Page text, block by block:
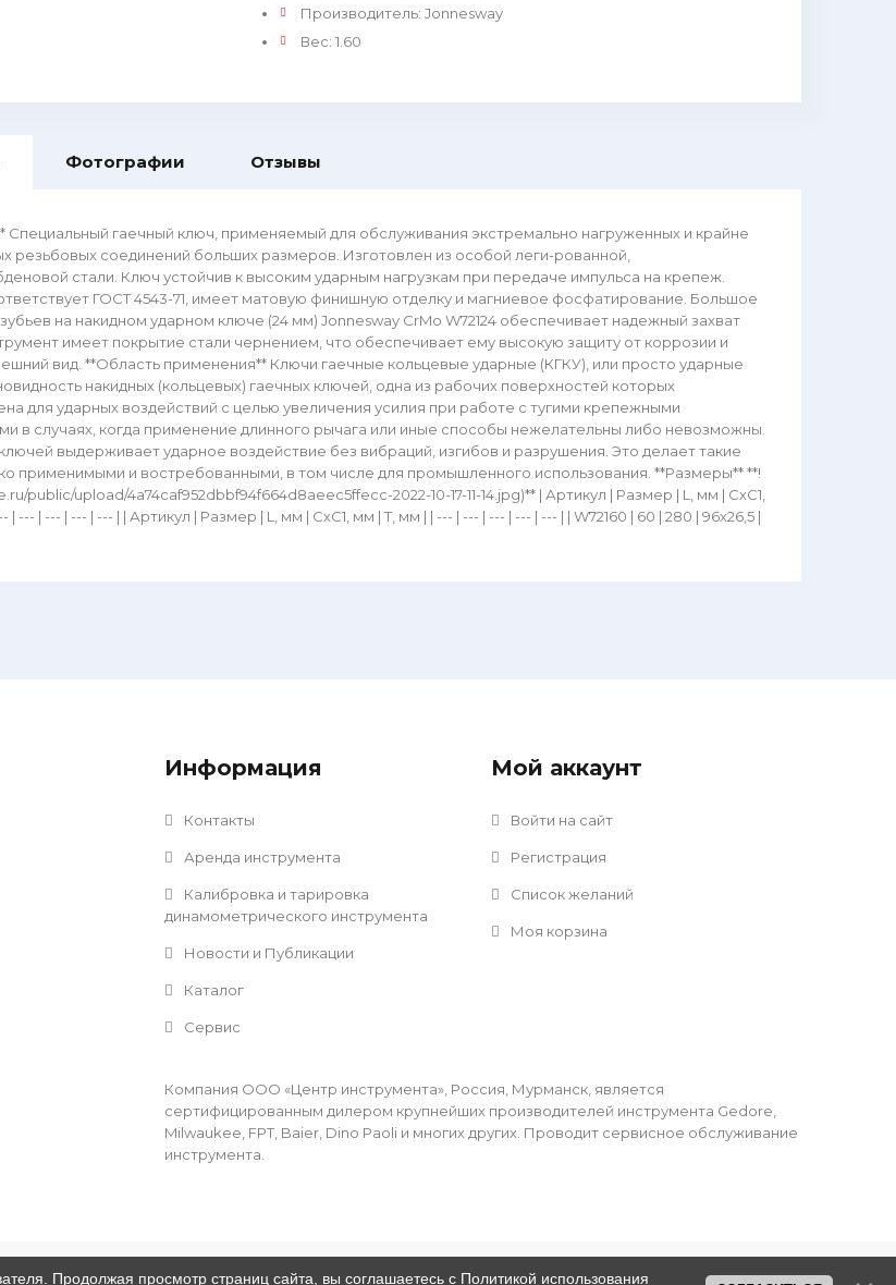
Производитель: Jonnesway
Вес: 1.60
Фотографии Отзывы
Специальный гаечный ключ, применяемый для обслуживания экстремально нагруженных и крайне
резьбовых соединений больших размеров. Изготовлен из особой леги-рованной,
стали. Ключ устойчив к высоким ударным нагрузкам при передаче импульса на крепеж.
ГОСТ 4543-71, имеет матовую финишную отделку и магниевое фосфатирование. Большое
на накидном ударном ключе (24 мм) Jonnesway CrMo W72124 обеспечивает надежный захват
имеет покрытие стали чернением, что обеспечивает ему высокую защиту от коррозии и
вид. **Область применения** Ключи гаечные кольцевые ударные (КГКУ), или просто ударные
накидных (кольцевых) гаечных ключей, одна из рабочих поверхностей которых
для ударных воздействий с целью увеличения усилия при работе с тугими крепежными
в случаях, когда применение длинного рычага или иные способы нежелательны либо невозможны.
ключей выдерживает ударное воздействие без вибраций, изгибов и разрушения. Это делает такие
применимыми и востребованными, в том числе для промышленного использования. **Размеры** **!
public/upload/4a74caf952dbbf94f664d8aeec5ffecc-2022-10-17-11-14.jpg)** | Артикул | Размер | L, мм | СхС1,
| --- | --- | --- | --- | | Артикул | Размер | L, мм | СхС1, мм | Т, мм | | --- | --- | --- | --- | --- | | W72160 | 60 | 280 | 96х26,5 |
Информация
Контакты
Аренда инструмента
Калибровка и тарировка
динамометрического инструмента
Новости и Публикации
Каталог
Сервис
Мой аккаунт
Войти на сайт
Регистрация
Список желаний
Моя корзина
Компания ООО «Центр инструмента», Россия, Мурманск, является
сертифицированным дилером крупнейших производителей инструмента Gedore,
Milwaukee, FPT, Baier, Dino Paoli и многих других. Проводит сервисное обслуживание
инструмента.
Продолжая просмотр страниц сайта, вы соглашаетесь с Политикой использования